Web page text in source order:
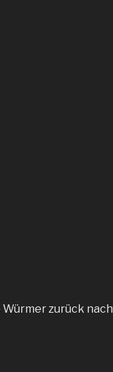
zurück nach